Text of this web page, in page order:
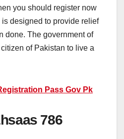
you should register now
designed to provide relief
done. The government of
of Pakistan to live a
Pass Gov Pk
786